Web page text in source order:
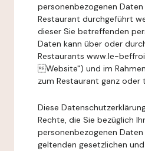
personenbezogenen
Restaurant durchgeführt
dieser Sie betreffenden
Daten kann über oder
Restaurants www.le-
Website") und im Rahmen
zum Restaurant ganz oder
Diese
Rechte, die Sie bezüglich
personenbezogenen
geltenden gesetzlichen